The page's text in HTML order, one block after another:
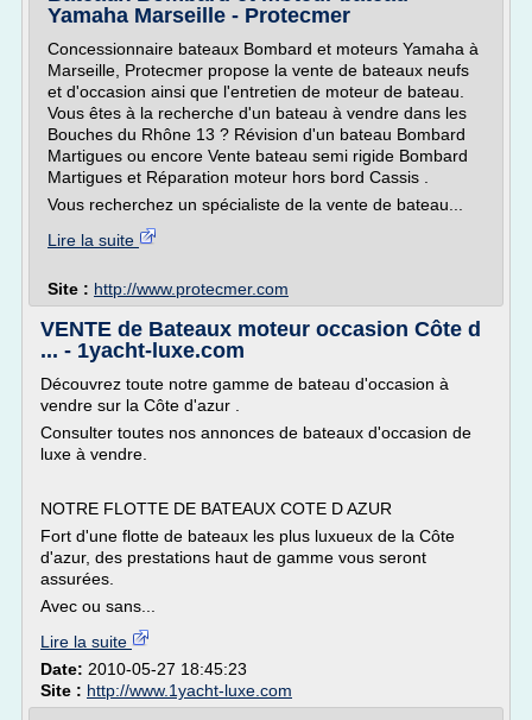
Yamaha Marseille - Protecmer
Concessionnaire bateaux Bombard et moteurs Yamaha à
Marseille, Protecmer propose la vente de bateaux neufs
et d'occasion ainsi que l'entretien de moteur de bateau.
Vous êtes à la recherche d'un bateau à vendre dans les
Bouches du Rhône 13 ? Révision d'un bateau Bombard
Martigues ou encore Vente bateau semi rigide Bombard
Martigues et Réparation moteur hors bord Cassis .
Vous recherchez un spécialiste de la vente de bateau...
Lire la suite
Site : http://www.protecmer.com
VENTE de Bateaux moteur occasion Côte d
... - 1yacht-luxe.com
Découvrez toute notre gamme de bateau d'occasion à
vendre sur la Côte d'azur .
Consulter toutes nos annonces de bateaux d'occasion de
luxe à vendre.
NOTRE FLOTTE DE BATEAUX COTE D AZUR
Fort d'une flotte de bateaux les plus luxueux de la Côte
d'azur, des prestations haut de gamme vous seront
assurées.
Avec ou sans...
Lire la suite
Date: 2010-05-27 18:45:23
Site : http://www.1yacht-luxe.com